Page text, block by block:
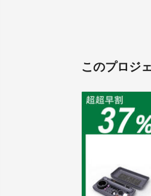
このプロジ